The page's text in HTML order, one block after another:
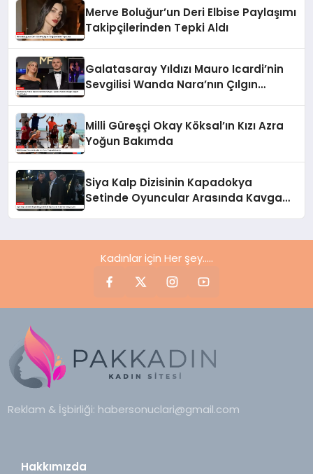
Merve Boluğur’un Deri Elbise Paylaşımı
Takipçilerinden Tepki Aldı
Galatasaray Yıldızı Mauro Icardi’nin
Sevgilisi Wanda Nara’nın Çılgın
Milli Güreşçi Okay Köksal’ın Kızı Azra
Yoğun Bakımda
Siya Kalp Dizisinin Kapadokya
Setinde Oyuncular Arasında Kavga
Kadınlar için Her şey.....
Reklam & İşbirliği: habersonuclari@gmail.com
Hakkımızda